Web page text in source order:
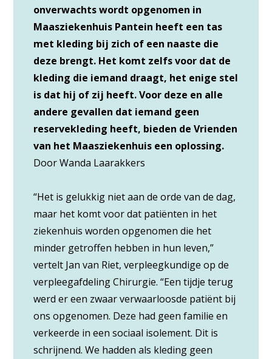
onverwachts wordt opgenomen in
Maasziekenhuis Pantein heeft een tas
met kleding bij zich of een naaste die
deze brengt. Het komt zelfs voor dat de
kleding die iemand draagt, het enige stel
is dat hij of zij heeft. Voor deze en alle
andere gevallen dat iemand geen
reservekleding heeft, bieden de Vrienden
van het Maasziekenhuis een oplossing.
Door Wanda Laarakkers
“Het is gelukkig niet aan de orde van de dag,
maar het komt voor dat patiënten in het
ziekenhuis worden opgenomen die het
minder getroffen hebben in hun leven,”
vertelt Jan van Riet, verpleegkundige op de
verpleegafdeling Chirurgie. “Een tijdje terug
werd er een zwaar verwaarloosde patiënt bij
ons opgenomen. Deze had geen familie en
verkeerde in een sociaal isolement. Dit is
schrijnend. We hadden als kleding geen